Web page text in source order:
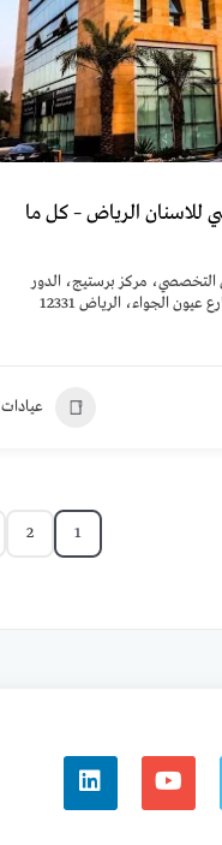
الرياض – كل ما
مركز برستيج، الدور
الجواء، الرياض 12331
عيادات
1
2